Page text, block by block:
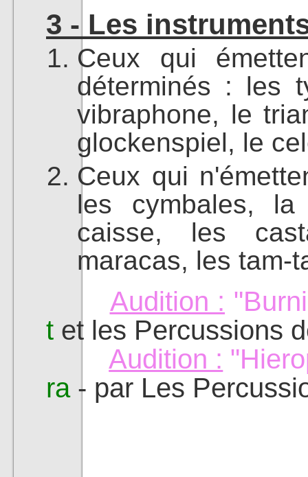
3 - Les
Ceux qui
déterminés : les
vibraphone, le
glockenspiel, le
Ceux qui
les cymbales,
caisse, les
maracas, les tam-
Audition :
t et les Percussions
Audition :
ra- par Les